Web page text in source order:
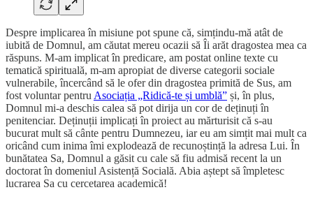
Despre implicarea în misiune pot spune că, simțindu-mă atât de
iubită de Domnul, am căutat mereu ocazii să Îi arăt dragostea mea ca
răspuns. M-am implicat în predicare, am postat online texte cu
tematică spirituală, m-am apropiat de diverse categorii sociale
vulnerabile, încercând să le ofer din dragostea primită de Sus, am
fost voluntar pentru Asociația „Ridică-te și umblă” și, în plus,
Domnul mi-a deschis calea să pot dirija un cor de deținuți în
penitenciar. Deținuții implicați în proiect au mărturisit că s-au
bucurat mult să cânte pentru Dumnezeu, iar eu am simțit mai mult ca
oricând cum inima îmi explodează de recunoștință la adresa Lui. În
bunătatea Sa, Domnul a găsit cu cale să fiu admisă recent la un
doctorat în domeniul Asistență Socială. Abia aștept să împletesc
lucrarea Sa cu cercetarea academică!